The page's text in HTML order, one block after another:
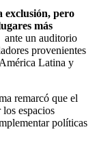
exclusión, pero
más
ante un auditorio
provenientes
Latina y
remarcó que el
espacios
políticas